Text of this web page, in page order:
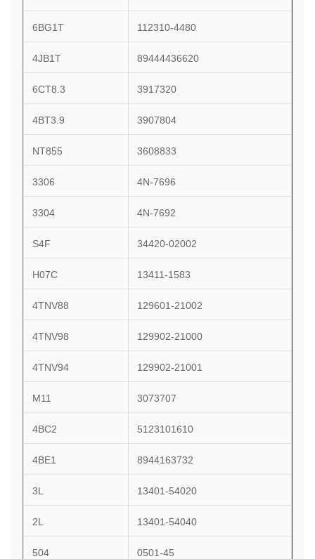
6BG1T 112310-4480
4JB1T 89444436620
6CT8.3 3917320
4BT3.9 3907804
NT855 3608833
3306 4N-7696
3304 4N-7692
S4F 34420-02002
H07C 13411-1583
4TNV88 129601-21002
4TNV98 129902-21000
4TNV94 129902-21001
M11 3073707
4BC2 5123101610
4BE1 8944163732
3L 13401-54020
2L 13401-54040
504 0501-45